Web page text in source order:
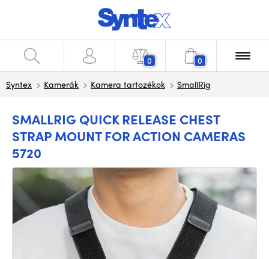
0 0
Syntex Kamerák Kamera tartozékok SmallRig
SMALLRIG QUICK RELEASE CHEST
STRAP MOUNT FOR ACTION CAMERAS
5720